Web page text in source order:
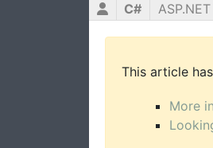
C#
This article
More